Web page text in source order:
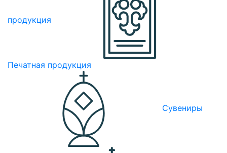
продукция
Печатная продукция
Сувениры